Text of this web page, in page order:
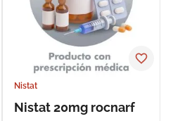
Nistat
Nistat 20mg rocnarf